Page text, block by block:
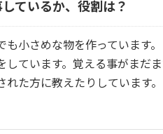
ているか、役割は？
も小さめな物を作っています。
しています。覚える事がまだま
れた方に教えたりしています。